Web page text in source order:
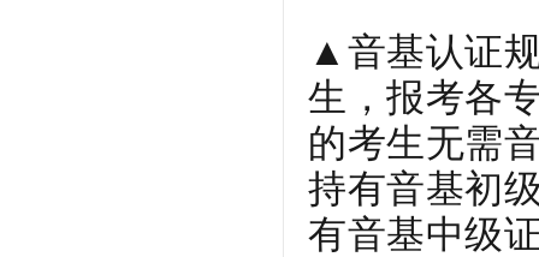
▲ 音基认证
生，报考各
的考生无需
持有音基初
有音基中级